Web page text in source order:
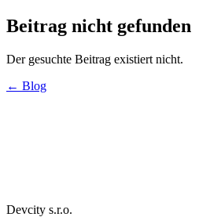
Beitrag nicht gefunden
Der gesuchte Beitrag existiert nicht.
← Blog
Devcity s.r.o.